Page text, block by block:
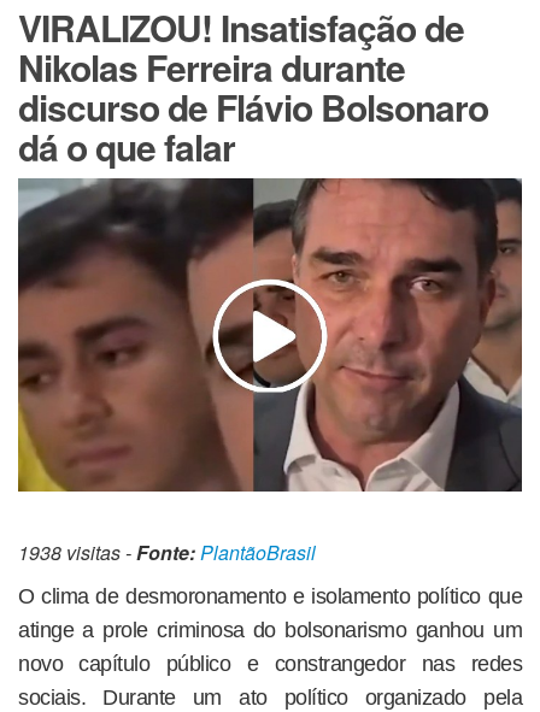
VIRALIZOU! Insatisfação de
Nikolas Ferreira durante
discurso de Flávio Bolsonaro
dá o que falar
1938 visitas -Fonte:PlantãoBrasil
O clima de desmoronamento e isolamento político que
atinge a prole criminosa do bolsonarismo ganhou um
novo capítulo público e constrangedor nas redes
sociais. Durante um ato político organizado pela